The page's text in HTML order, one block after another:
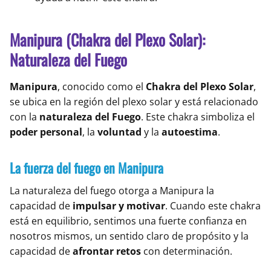
Manipura (Chakra del Plexo Solar):
Naturaleza del Fuego
Manipura, conocido como el Chakra del Plexo Solar,
se ubica en la región del plexo solar y está relacionado
con la naturaleza del Fuego. Este chakra simboliza el
poder personal, la voluntad y la autoestima.
La fuerza del fuego en Manipura
La naturaleza del fuego otorga a Manipura la
capacidad de impulsar y motivar. Cuando este chakra
está en equilibrio, sentimos una fuerte confianza en
nosotros mismos, un sentido claro de propósito y la
capacidad deafrontar retos con determinación.